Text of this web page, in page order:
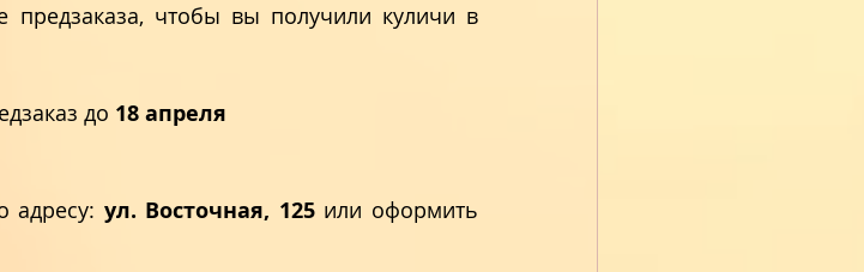
предзаказа, чтобы вы получили куличи в
до 18 апреля
адресу: ул. Восточная, 125 или оформить